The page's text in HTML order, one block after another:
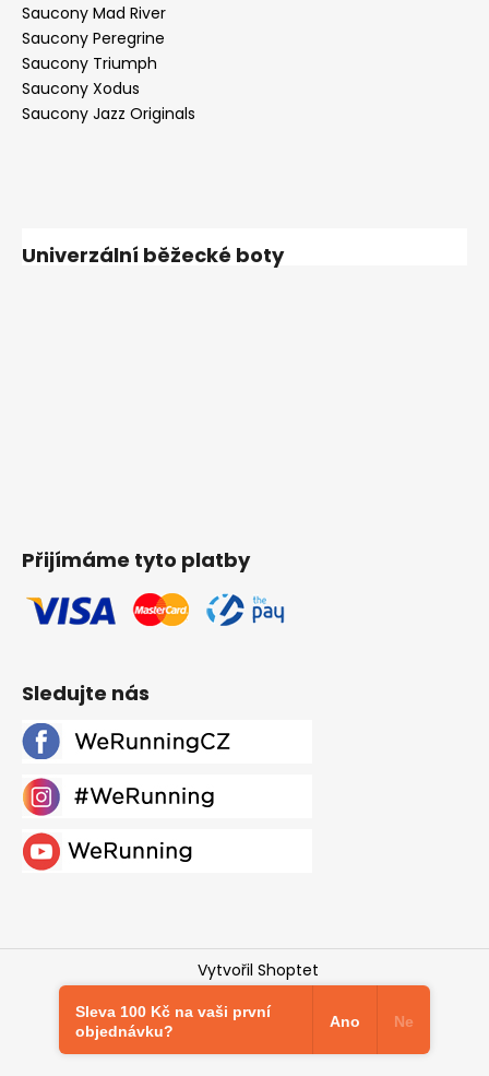
Saucony Mad River
Saucony Peregrine
Saucony Triumph
Saucony Xodus
Saucony Jazz Originals
Univerzální běžecké boty
Přijímáme tyto platby
Sledujte nás
Vytvořil Shoptet
Copyright 2026
Werunning.cz
vyhrazena.Upravit nastavení cookies
Sleva 100 Kč na vaši první
objednávku?
Ano Ne